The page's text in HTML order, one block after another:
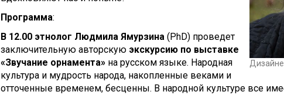
Программа:
В 12.00 этнолог Людмила Ямурзина (PhD) проведет
заключительную авторскую экскурсию по выставке
«Звучание орнамента» на русском языке. Народная
культура и мудрость народа, накопленные веками и
отточенные временем, бесценны. В народной культуре все